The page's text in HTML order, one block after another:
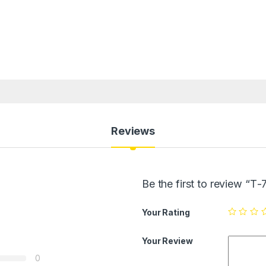
Reviews
0
Be the first to review “Т-
Your Rating
Your Review